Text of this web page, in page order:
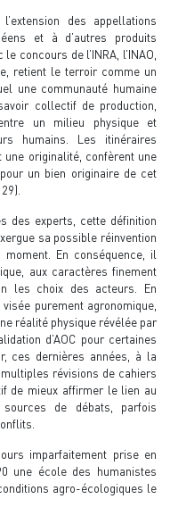
des appellations
et à d’autres produits
concours de l’INRA, l’INAO,
retient le terroir comme un
une communauté humaine
collectif de production,
un milieu physique et
humains. Les itinéraires
originalité, confèrent une
un bien originaire de cet
des experts, cette définition
sa possible réinvention
En conséquence, il
aux caractères finement
les choix des acteurs. En
purement agronomique,
réalité physique révélée par
d’AOC pour certaines
ces dernières années, à la
révisions de cahiers
de mieux affirmer le lien au
de débats, parfois
imparfaitement prise en
une école des humanistes
agro-écologiques le